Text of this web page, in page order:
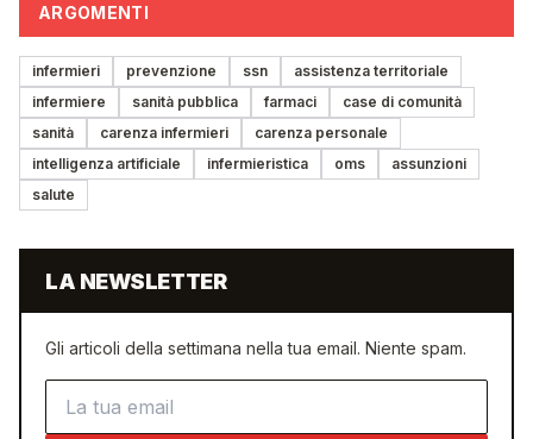
ARGOMENTI
infermieri prevenzione ssn
assistenza territoriale
infermiere
sanità pubblica farmaci
case di comunità
sanità
carenza infermieri
carenza personale
intelligenza artificiale
infermieristica oms
assunzioni
salute
LA NEWSLETTER
Gli articoli della settimana nella tua email. Niente spam.